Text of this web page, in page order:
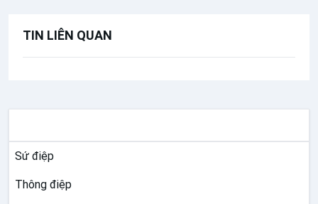
TIN LIÊN QUAN
Sứ điệp
Thông điệp